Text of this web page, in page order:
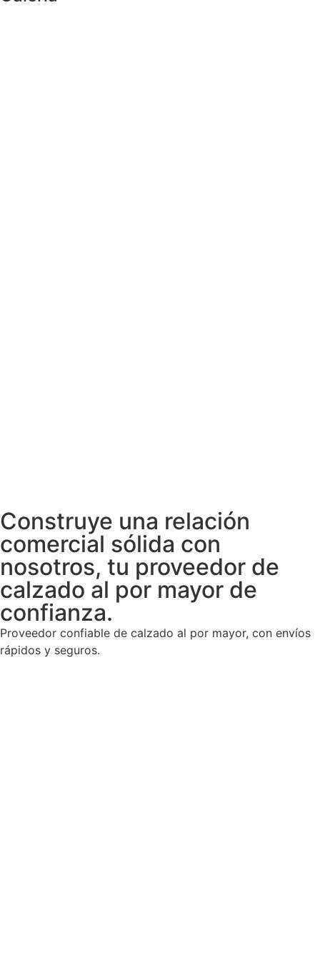
Construye una relación
comercial sólida con
nosotros, tu proveedor de
calzado al por mayor de
confianza.
Proveedor confiable de calzado al por mayor, con envíos
rápidos y seguros.